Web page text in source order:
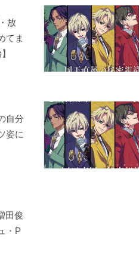
放
てま
自分
姿に
田俊
・P